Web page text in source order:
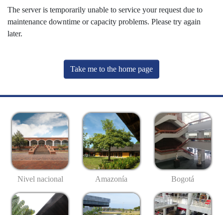
The server is temporarily unable to service your request due to
maintenance downtime or capacity problems. Please try again
later.
Take me to the home page
Nivel nacional Amazonía Bogotá